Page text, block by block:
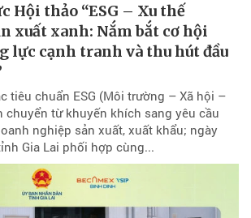
Hội thảo “ESG – Xu thế
xuất xanh: Nắm bắt cơ hội
lực cạnh tranh và thu hút đầu
tiêu chuẩn ESG (Môi trường – Xã hội –
chuyển từ khuyến khích sang yêu cầu
nghiệp sản xuất, xuất khẩu; ngày
Gia Lai phối hợp cùng...